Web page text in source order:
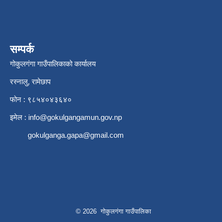
सम्पर्क
गोकुलगंगा गाउँपालिकाको कार्यालय
रस्नालु, रामेछाप
फोन : ९८५४०४३६४०
इमेल : info@gokulgangamun.gov.np
gokulganga.gapa@gmail.com
© 2026 गोकुलगंगा गाउँपालिका